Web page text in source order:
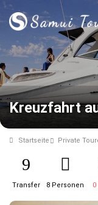
Kreuzfahrt
Startseite Private
Transfer 8 Personen 0